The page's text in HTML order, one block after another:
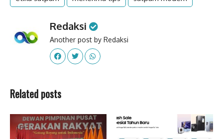
Redaksi
Another post by Redaksi
Related posts